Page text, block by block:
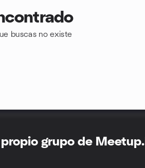
buscas no existe
grupo de Meetup.